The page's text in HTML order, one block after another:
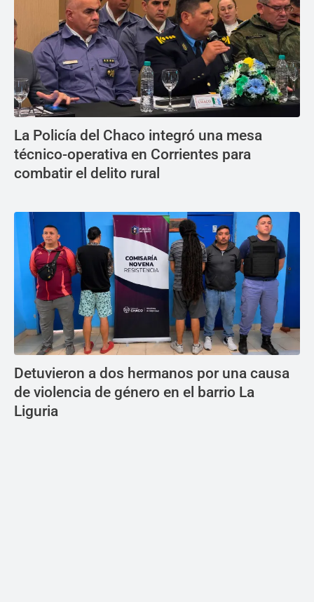
La Policía del Chaco integró una mesa
técnico-operativa en Corrientes para
combatir el delito rural
Detuvieron a dos hermanos por una causa
de violencia de género en el barrio La
Liguria